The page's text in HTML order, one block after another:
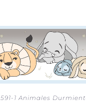
591-1 Animales